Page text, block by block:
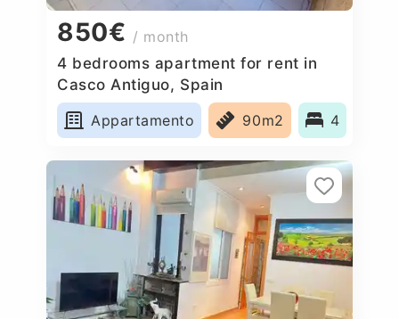
850€ / month
4 bedrooms apartment for rent in
Casco Antiguo, Spain
Appartamento
90m2 4